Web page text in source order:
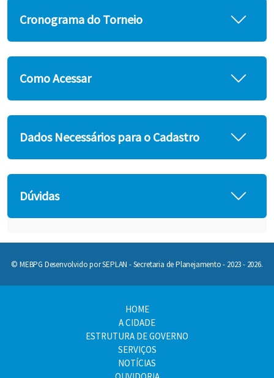
Cronograma do Torneio
Como Acessar
Dados Necessários para o Cadastro
Dúvidas
© MEBPG Desenvolvido por SEPLAN - Secretaria de Planejamento - 2023 - 2026.
HOME
A CIDADE
ESTRUTURA DE GOVERNO
SERVIÇOS
NOTÍCIAS